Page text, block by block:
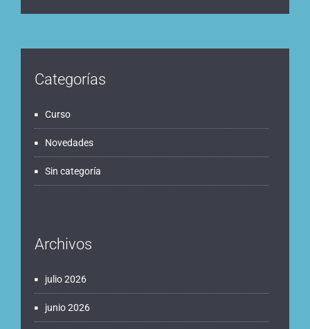
Categorías
Curso
Novedades
Sin categoría
Archivos
julio 2026
junio 2026